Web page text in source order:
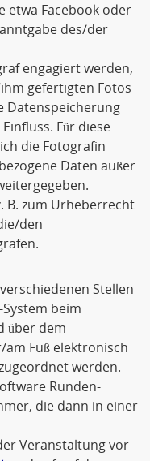
etwa Facebook oder
des/der
engagiert werden,
gefertigten Fotos
Datenspeicherung
Für diese
die Fotografin
Daten außer
B. zum Urheberrecht
den
Stellen
beim
über dem
Fuß elektronisch
werden.
Runden-
die dann in einer
Veranstaltung vor